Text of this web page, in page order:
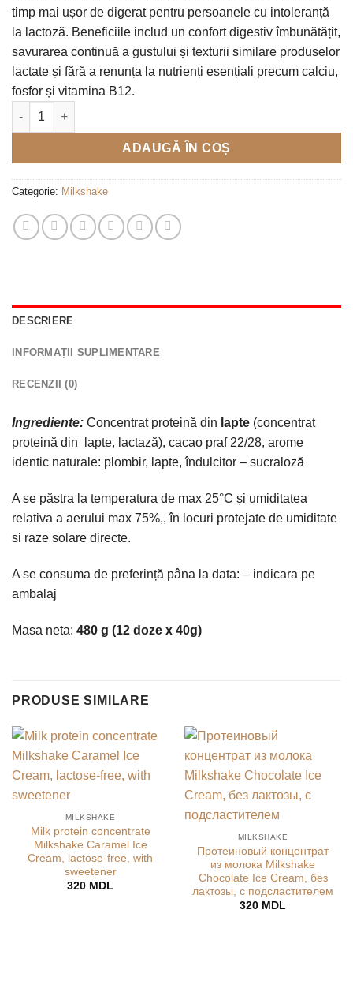
timp mai ușor de digerat pentru persoanele cu intoleranță
la lactoză. Beneficiile includ un confort digestiv îmbunătățit,
savurarea continuă a gustului și texturii similare produselor
lactate și fără a renunța la nutrienți esențiali precum calciu,
fosfor și vitamina B12.
Cantitate Concentrat proteic din lapte Milkshake Chocolate
ADAUGĂ ÎN COȘ
Categorie: Milkshake
DESCRIERE
INFORMAȚII SUPLIMENTARE
RECENZII (0)
Ingrediente: Concentrat proteină din lapte (concentrat
proteină din lapte, lactază), cacao praf 22/28, arome
identic naturale: plombir, lapte, îndulcitor – sucraloză
A se păstra la temperatura de max 25°C și umiditatea
relativa a aerului max 75%,, în locuri protejate de umiditate
si raze solare directe.
A se consuma de preferință pâna la data: – indicara pe
ambalaj
Masa neta: 480 g (12 doze х 40g)
PRODUSE SIMILARE
MILKSHAKE
Milk protein concentrate
Milkshake Caramel Ice
Cream, lactose-free, with
sweetener
320 MDL
MILKSHAKE
Протеиновый концентрат
из молока Milkshake
Chocolate Ice Cream, без
лактозы, с подсластителем
320 MDL